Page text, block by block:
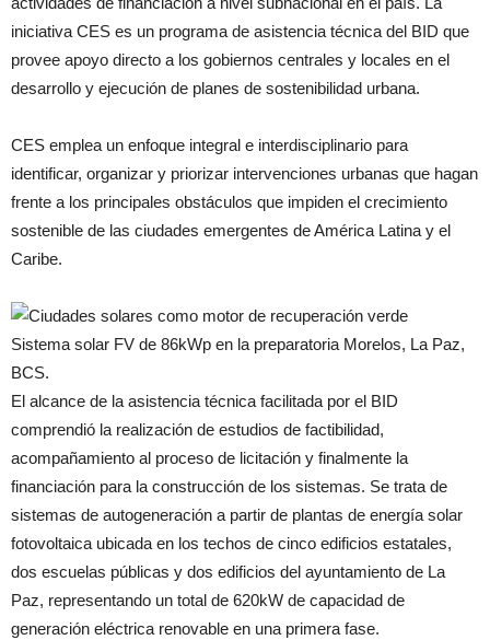
iniciativa CES es un programa de asistencia técnica del BID que
provee apoyo directo a los gobiernos centrales y locales en el
desarrollo y ejecución de planes de sostenibilidad urbana.
CES emplea un enfoque integral e interdisciplinario para
identificar, organizar y priorizar intervenciones urbanas que hagan
frente a los principales obstáculos que impiden el crecimiento
sostenible de las ciudades emergentes de América Latina y el
Caribe.
Sistema solar FV de 86kWp en la preparatoria Morelos, La Paz,
BCS.
El alcance de la asistencia técnica facilitada por el BID
comprendió la realización de estudios de factibilidad,
acompañamiento al proceso de licitación y finalmente la
financiación para la construcción de los sistemas. Se trata de
sistemas de autogeneración a partir de plantas de energía solar
fotovoltaica ubicada en los techos de cinco edificios estatales,
dos escuelas públicas y dos edificios del ayuntamiento de La
Paz, representando un total de 620kW de capacidad de
generación eléctrica renovable en una primera fase.